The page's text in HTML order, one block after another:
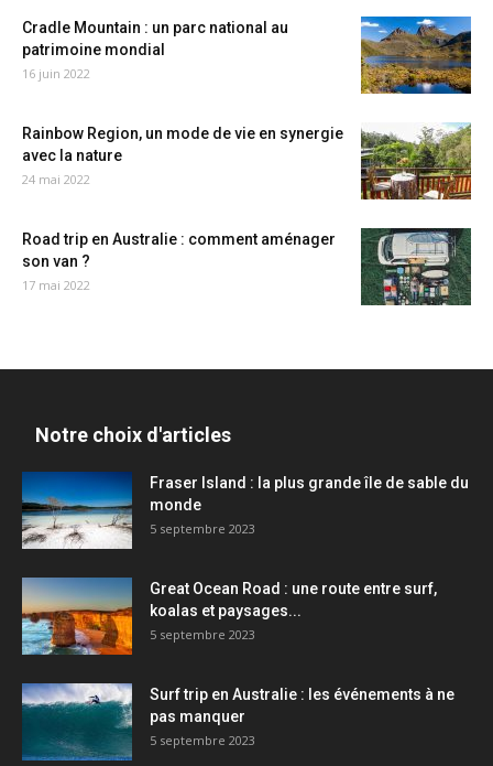
Cradle Mountain : un parc national au
patrimoine mondial
16 juin 2022
Rainbow Region, un mode de vie en synergie
avec la nature
24 mai 2022
Road trip en Australie : comment aménager
son van ?
17 mai 2022
Notre choix d'articles
Fraser Island : la plus grande île de sable du
monde
5 septembre 2023
Great Ocean Road : une route entre surf,
koalas et paysages...
5 septembre 2023
Surf trip en Australie : les événements à ne
pas manquer
5 septembre 2023